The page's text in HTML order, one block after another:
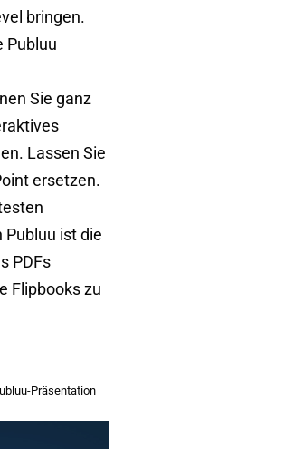
bringen.
Publuu
Sie ganz
Lassen Sie
ersetzen.
Publuu ist die
PDFs
Flipbooks zu
Präsentation